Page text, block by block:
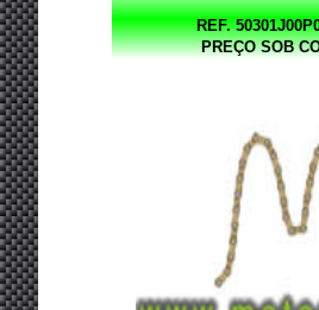
REF.
PREÇO SOB